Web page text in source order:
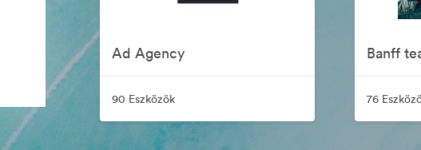
Ad Agency
90 Eszközök
Banff
76